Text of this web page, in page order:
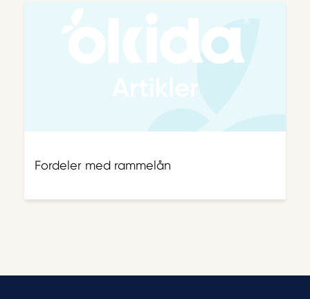
Fordeler med rammelån